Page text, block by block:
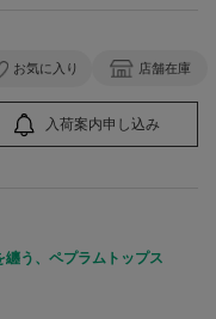
お気に入り 店舗在庫
入荷案内申し込み
纏う、ペプラムトップス